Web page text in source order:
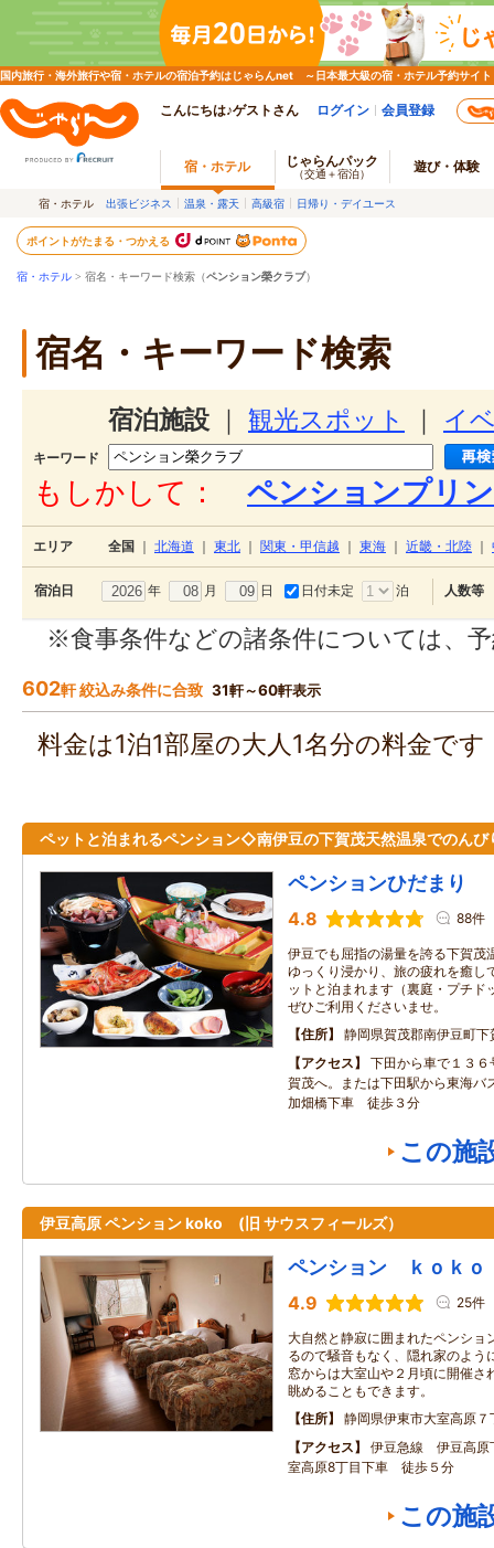
国内旅行・海外旅行や宿・ホテルの宿泊予約はじゃらんnet ～日本最大級の宿・ホテル予約サイト
こんにちは♪ゲストさん ログイン 会員登録
宿・ホテル じゃらんパック
（交通＋宿泊） 遊び・体験
宿・ホテル 出張ビジネス 温泉・露天 高級宿 日帰り・デイユース
ポイントがたまる・つかえる
宿・ホテル > 宿名・キーワード検索（ペンション榮クラブ）
宿名・キーワード検索
宿泊施設 観光スポット イ
キーワード
もしかして： ペンションプリ
エリア 全国 北海道 東北 関東・甲信越 東海 近畿・北陸
宿泊日 年 月 日 日付未定 泊 人数等
※食事条件などの諸条件については、
602軒 絞込み条件に合致 31軒～60軒表示
料金は1泊1部屋の大人1名分の料金で
ペットと泊まれるペンション◇南伊豆の下賀茂天然温泉でのんび
ペンションひだまり
4.8 88件
伊豆でも屈指の湯量を誇る下賀茂
ゆっくり浸かり、旅の疲れを癒し
ットと泊まれます（裏庭・プチド
ぜひご利用くださいませ。
住所
静岡県賀茂郡南伊豆町下
アクセス
下田から車で１３
賀茂へ。または下田駅から東海
加畑橋下車 徒歩３分
この施
伊豆高原 ペンション koko (旧 サウスフィールズ）
ペンション ｋｏｋｏ
4.9 25件
大自然と静寂に囲まれたペンショ
るので騒音もなく、隠れ家のよう
窓からは大室山や２月頃に開催さ
眺めることもできます。
住所
静岡県伊東市大室高原７
アクセス
伊豆急線 伊豆高
室高原8丁目下車 徒歩５分
この施